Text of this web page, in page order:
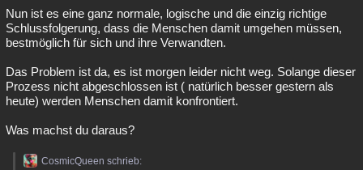
Nun ist es eine ganz normale, logische und die einzig richtige
Schlussfolgerung, dass die Menschen damit umgehen müssen,
bestmöglich für sich und ihre Verwandten.
Das Problem ist da, es ist morgen leider nicht weg. Solange dieser
Prozess nicht abgeschlossen ist ( natürlich besser gestern als
heute) werden Menschen damit konfrontiert.
Was machst du daraus?
CosmicQueen schrieb: